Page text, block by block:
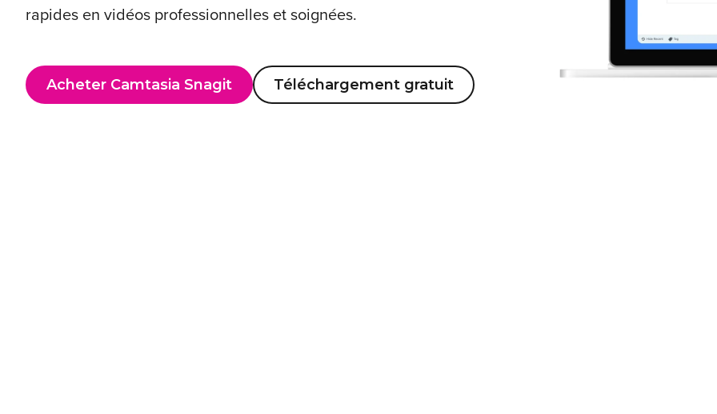
rapides en vidéos professionnelles et soignées.
Acheter Camtasia Snagit Téléchargement gratuit